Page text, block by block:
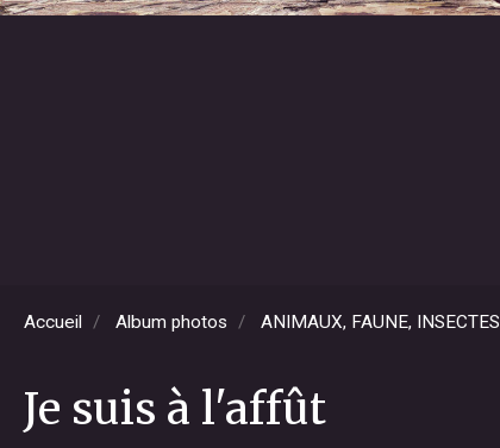
Accueil Album photos ANIMAUX, FAUNE, INSECTES
Je suis à l'affût